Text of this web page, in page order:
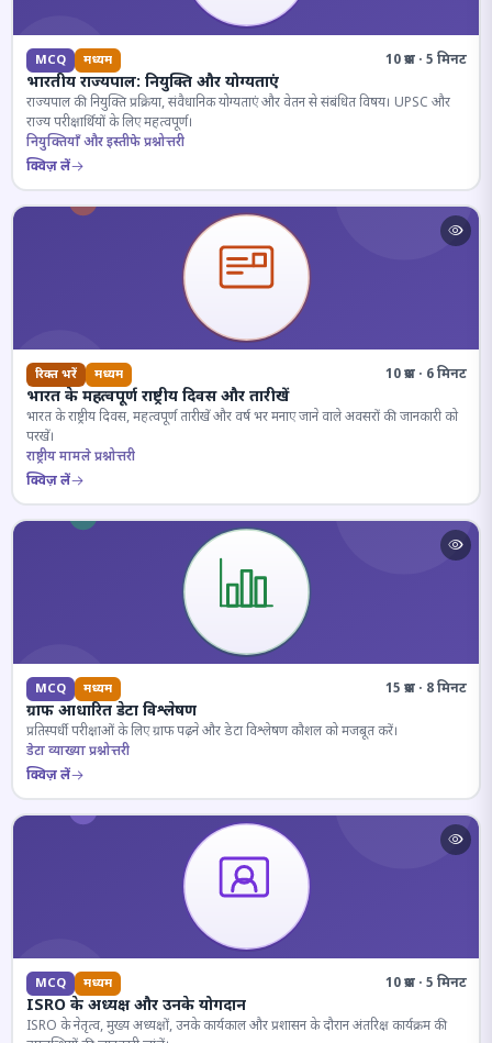
MCQ मध्यम 10 प्रश्न · 5 मिनट
भारतीय राज्यपाल: नियुक्ति और योग्यताएं
राज्यपाल की नियुक्ति प्रक्रिया, संवैधानिक योग्यताएं और वेतन से संबंधित विषय। UPSC और
राज्य परीक्षार्थियों के लिए महत्वपूर्ण।
नियुक्तियाँ और इस्तीफे प्रश्नोत्तरी
क्विज़ लें
रिक्त भरें मध्यम 10 प्रश्न · 6 मिनट
भारत के महत्वपूर्ण राष्ट्रीय दिवस और तारीखें
भारत के राष्ट्रीय दिवस, महत्वपूर्ण तारीखें और वर्ष भर मनाए जाने वाले अवसरों की जानकारी को
परखें।
राष्ट्रीय मामले प्रश्नोत्तरी
क्विज़ लें
MCQ मध्यम 15 प्रश्न · 8 मिनट
ग्राफ आधारित डेटा विश्लेषण
प्रतिस्पर्धी परीक्षाओं के लिए ग्राफ पढ़ने और डेटा विश्लेषण कौशल को मजबूत करें।
डेटा व्याख्या प्रश्नोत्तरी
क्विज़ लें
MCQ मध्यम 10 प्रश्न · 5 मिनट
ISRO के अध्यक्ष और उनके योगदान
ISRO के नेतृत्व, मुख्य अध्यक्षों, उनके कार्यकाल और प्रशासन के दौरान अंतरिक्ष कार्यक्रम की